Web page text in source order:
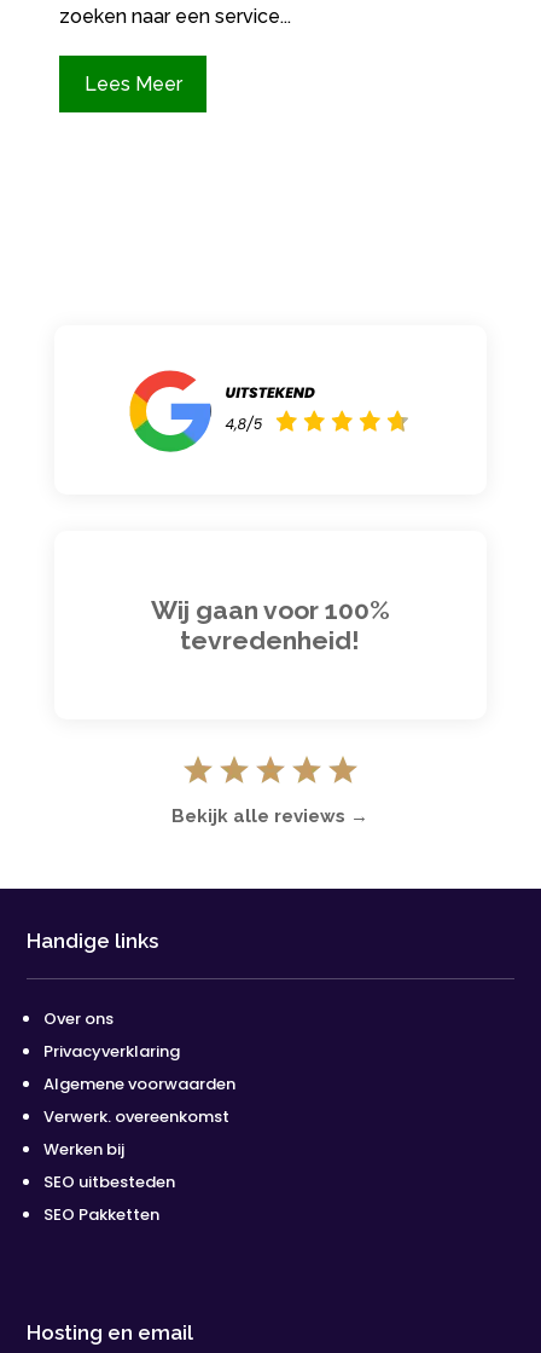
zoeken naar een service...
Lees Meer
Wij gaan voor 100%
tevredenheid!
Bekijk alle reviews →
Handige links
Over ons
Privacyverklaring
Algemene voorwaarden
Verwerk. overeenkomst
Werken bij
SEO uitbesteden
SEO Pakketten
Hosting en email